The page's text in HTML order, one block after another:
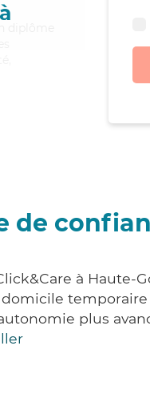
diplôme
de
à Haute-
plus